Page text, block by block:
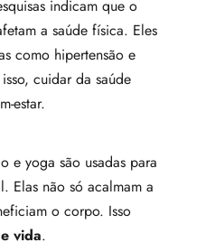
indicam que o
a saúde física. Eles
como hipertensão e
cuidar da saúde
estar.
e yoga são usadas para
Elas não só acalmam a
o corpo. Isso
vida.